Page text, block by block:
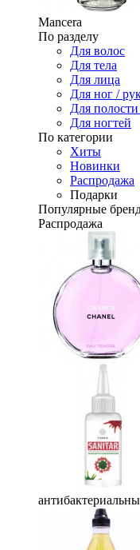
Mancera
По разделу
Для волос
Для тела
Для лица
Для ног /
Для полости
Для ногтей
По категории
Хиты
Новинки
Распродажа
Подарки
Популярные
Распродажа